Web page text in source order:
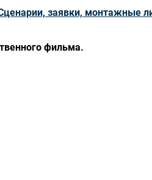
заявки, монтажные
фильма.